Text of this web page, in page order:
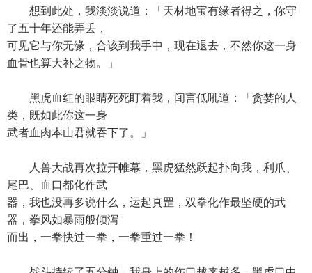
想到此处，我淡淡说道：「天材地宝有缘者得之，你守
了五十年还能弄丢，
可见它与你无缘，合该到我手中，现在退去，不然你这一身
血骨也算大补之物。」
黑虎血红的眼睛死死盯着我，闻言低吼道：「贪婪的人
类，既如此你这一身
武者血肉本山君就吞下了。」
人兽大战再次拉开帷幕，黑虎猛然跃起扑向我，利爪、
尾巴、血口都化作武
器，我也没再多说什么，运起真罡，双拳化作最坚硬的武
器，拳风如暴雨般倾泻
而出，一拳快过一拳，一拳重过一拳！